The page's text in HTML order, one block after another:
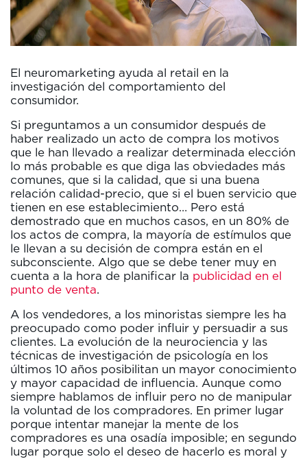
El neuromarketing ayuda al retail en la
investigación del comportamiento del
consumidor.
Si preguntamos a un consumidor después de
haber realizado un acto de compra los motivos
que le han llevado a realizar determinada elección
lo más probable es que diga las obviedades más
comunes, que si la calidad, que si una buena
relación calidad-precio, que si el buen servicio que
tienen en ese establecimiento… Pero está
demostrado que en muchos casos, en un 80% de
los actos de compra, la mayoría de estímulos que
le llevan a su decisión de compra están en el
subconsciente. Algo que se debe tener muy en
cuenta a la hora de planificar la publicidad en el
punto de venta.
A los vendedores, a los minoristas siempre les ha
preocupado como poder influir y persuadir a sus
clientes. La evolución de la neurociencia y las
técnicas de investigación de psicología en los
últimos 10 años posibilitan un mayor conocimiento
y mayor capacidad de influencia. Aunque como
siempre hablamos de influir pero no de manipular
la voluntad de los compradores. En primer lugar
porque intentar manejar la mente de los
compradores es una osadía imposible; en segundo
lugar porque solo el deseo de hacerlo es moral y